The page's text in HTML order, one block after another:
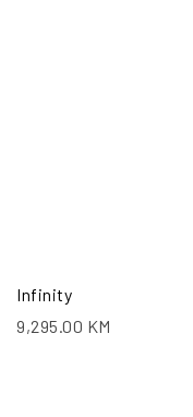
Infinity
9,295.00 KM